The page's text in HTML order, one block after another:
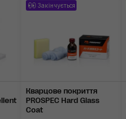
Закінчується
Кварцове покриття
PROSPEC Hard Glass
Coat